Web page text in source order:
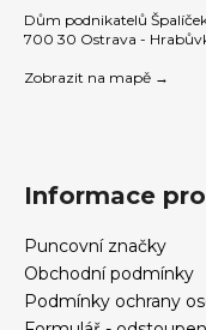
Dům podnikatelů
700 30 Ostrava -
Zobrazit na mapě →
Informace
Puncovní značky
Obchodní podmínky
Podmínky ochrany